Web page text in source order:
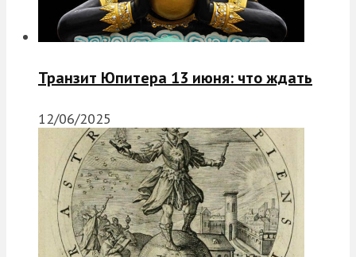
Транзит Юпитера 13 июня: что ждать
12/06/2025